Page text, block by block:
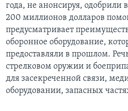
года, не анонсируя, одобрили
200 миллионов долларов
предусматривает
оборонное оборудование,
предоставляли в прошлом.
стрелковом оружии и
для засекреченной связи,
оборудовании, запасных